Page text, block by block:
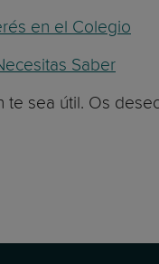
en el Colegio
Saber
sea útil. Os